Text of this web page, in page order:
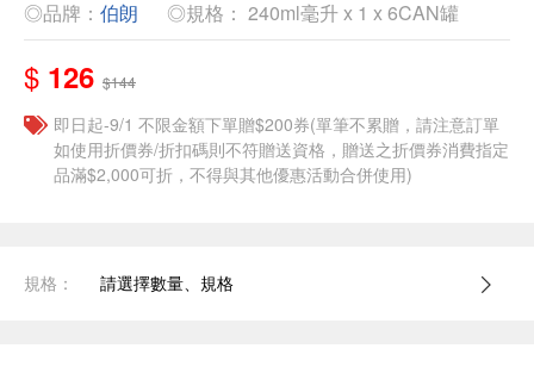
◎品牌： 伯朗 ◎規格： 240ml毫升 x 1 x 6CAN罐
$ 126 $144
即日起-9/1 不限金額下單贈$200券(單筆不累贈，請注意訂單
如使用折價券/折扣碼則不符贈送資格，贈送之折價券消費指定
品滿$2,000可折，不得與其他優惠活動合併使用)
規格： 請選擇數量、規格